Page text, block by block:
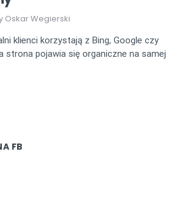
Oskar Wegierski
klienci korzystają z Bing, Google czy
strona pojawia się organiczne na samej
FB